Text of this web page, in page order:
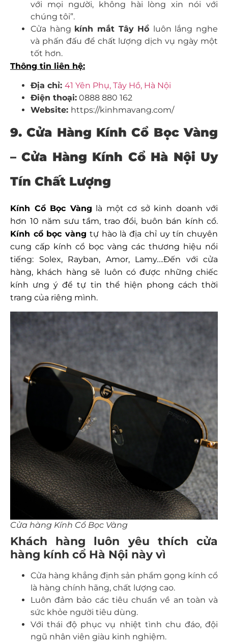
với mọi người, không hài lòng xin nói với
chúng tôi”.
Cửa hàng kính mắt Tây Hồ luôn lắng nghe
và phấn đấu để chất lượng dịch vụ ngày một
tốt hơn.
Thông tin liên hệ:
Địa chỉ: 41 Yên Phụ, Tây Hồ, Hà Nội
Điện thoại: 0888 880 162
Website: https://kinhmavang.com/
9. Cửa Hàng Kính Cổ Bọc Vàng
– Cửa Hàng Kính Cổ Hà Nội Uy
Tín Chất Lượng
Kính Cổ Bọc Vàng là một cơ sở kinh doanh với
hơn 10 năm sưu tầm, trao đổi, buôn bán kính cổ.
Kính cổ bọc vàng tự hào là địa chỉ uy tín chuyên
cung cấp kính cổ bọc vàng các thương hiệu nổi
tiếng: Solex, Rayban, Amor, Lamy….Đến với cửa
hàng, khách hàng sẽ luôn có được những chiếc
kính ưng ý để tự tin thể hiện phong cách thời
trang của riêng mình.
Cửa hàng Kính Cổ Bọc Vàng
Khách hàng luôn yêu thích cửa
hàng kính cổ Hà Nội này vì
Cửa hàng khẳng định sản phẩm gọng kính cổ
là hàng chính hãng, chất lượng cao.
Luôn đảm bảo các tiêu chuẩn về an toàn và
sức khỏe người tiêu dùng.
Với thái độ phục vụ nhiệt tình chu đáo, đội
ngũ nhân viên giàu kinh nghiệm.